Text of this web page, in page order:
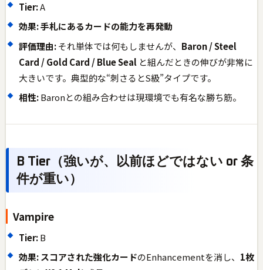
Tier:A
効果:手札にあるカードの能力を再発動
評価理由:それ単体では何もしませんが、 Baron / Steel
Card / Gold Card / Blue Seal と組んだときの伸びが非常に
大きいです。典型的な“刺さるとS級”タイプです。
相性:Baronとの組み合わせは現環境でも有名な勝ち筋。
B Tier（強いが、以前ほどではない or 条
件が重い）
Vampire
Tier:B
効果:スコアされた強化カードのEnhancementを消し、 1枚